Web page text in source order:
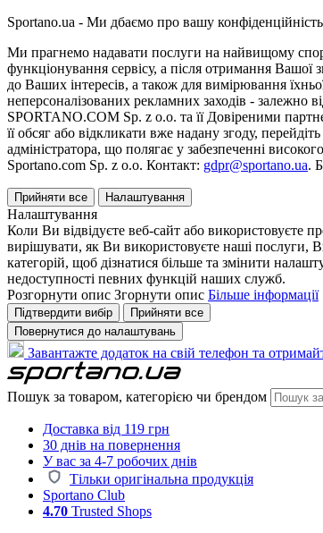
Sportano.ua - Ми дбаємо про вашу конфіденційність
Ми прагнемо надавати послуги на найвищому
функціонування сервісу, а після отримання Вашої
до Ваших інтересів, а також для вимірювання
неперсоналізованих рекламних заходів -
SPORTANO.COM Sp. z o.o. та її Довіреними
її обсяг або відкликати вже надану згоду,
адміністратора, що полягає у забезпеченні
Sportano.com Sp. z o.o. Контакт: gdpr@sportano.ua.
Прийняти все Налаштування
Налаштування
Коли Ви відвідуєте веб-сайт або використовуєте
вирішувати, як Ви використовуєте наші послуги,
категорій, щоб дізнатися більше та змінити
недоступності певних функцій наших служб.
Розгорнути опис Згорнути опис Більше інформації
Підтвердити вибір
Прийняти все
Повернутися до налаштувань
Завантажте додаток на свій телефон та
Пошук за товаром, категорією чи брендом
Доставка від 119 грн
30 днів на повернення
У вас за 4-7 робочих днів
Тільки оригінальна продукція
Sportano Club
4.70 Trusted Shops